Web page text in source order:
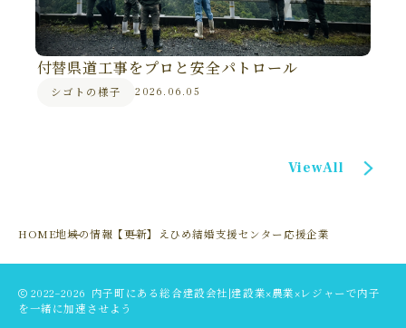
付替県道工事をプロと安全パトロール
シゴトの様子 2026.06.05
ViewAll
HOME地域の情報 【更新】えひめ結婚支援センター応援企業
2022–2026 内子町にある総合建設会社|建設業×農業×レジャーで内子
を一緒に加速させよう